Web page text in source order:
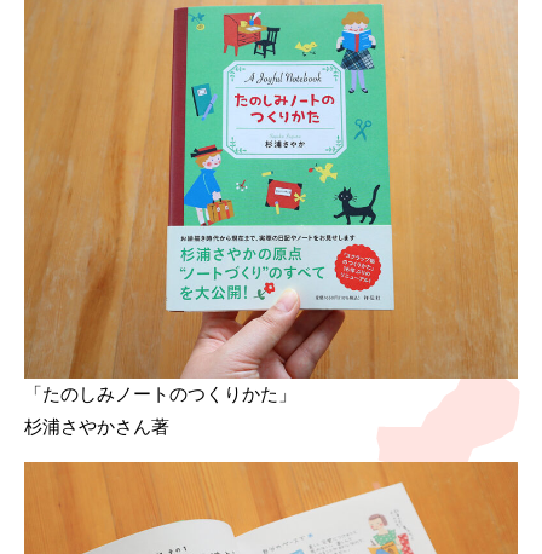
「たのしみノートのつくりかた」
杉浦さやかさん著